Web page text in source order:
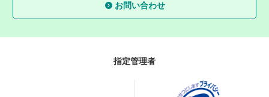
お問い合わせ
指定管理者